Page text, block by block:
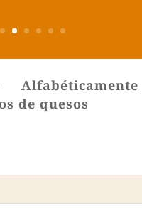
Alfabéticamente
de quesos